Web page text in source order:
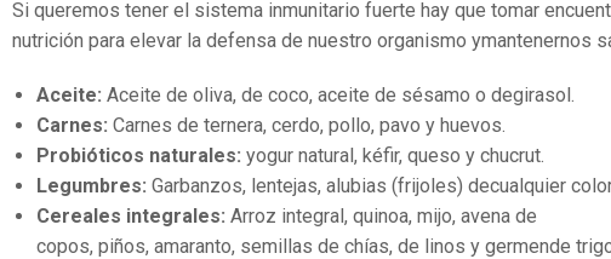
Si queremos tener el sistema inmunitario fuerte hay que tomar
nutrición para elevar la defensa de nuestro organismo ymantenernos
Aceite: Aceite de oliva, de coco, aceite de sésamo o degirasol.
Carnes: Carnes de ternera, cerdo, pollo, pavo y huevos.
Probióticos naturales: yogur natural, kéfir, queso y chucrut.
Legumbres: Garbanzos, lentejas, alubias (frijoles) decualquier
Cereales integrales: Arroz integral, quinoa, mijo, avena de
copos, piños, amaranto, semillas de chías, de linos y germende